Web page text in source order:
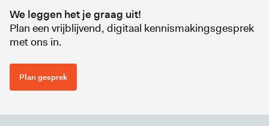
We leggen het je graag uit!
Plan een vrijblijvend, digitaal kennismakingsgesprek
met ons in.
Plan gesprek